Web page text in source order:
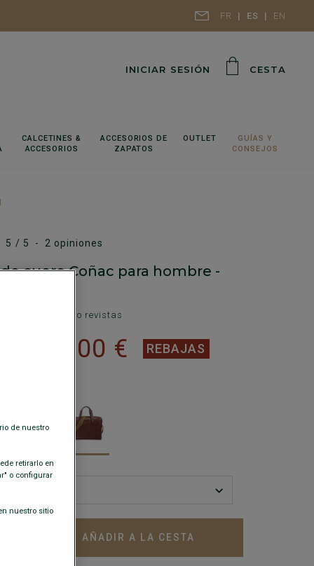
FR ES EN
INICIAR SESIÓN CESTA
CALCETINES &
ACCESORIOS
ACCESORIOS DE
ZAPATOS
OUTLET
GUÍAS Y
CONSEJOS
5 / 5 - 2 opiniones
cuero Coñac para hombre -
documentos o revistas
159,00 € REBAJAS
AÑADIR A LA CESTA
de nuestro
retirarlo en
o configurar
nuestro sitio